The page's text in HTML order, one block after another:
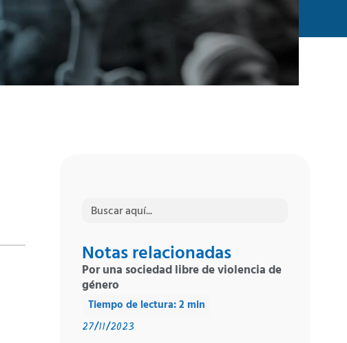
Buscar:
Notas relacionadas
Por una sociedad libre de violencia de
género
27/11/2023